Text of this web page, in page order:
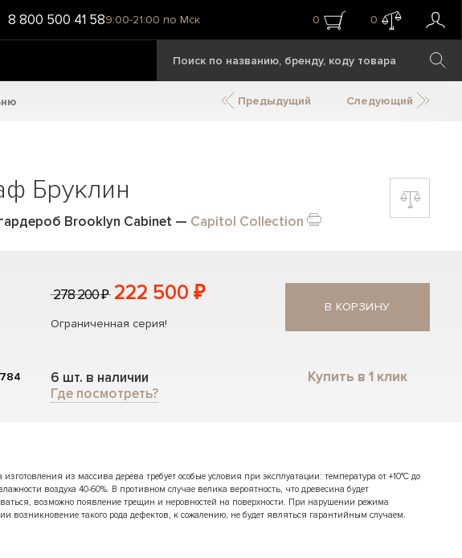
8 800 500 41 589:00-21:00 по Мск 0 0
Предыдущий Следующий
Бруклин
Brooklyn Cabinet — Capitol Collection
278 200 ₽ 222 500 ₽
Ограниченная серия!
6 шт. в наличии
Где посмотреть?
В КОРЗИНУ
Купить в 1 клик
из массива дерева требует особые условия при эксплуатации: температура от +10°C до
воздуха 40-60%. В противном случае велика вероятность, что древесина будет
возможно появление трещин и неровностей на поверхности. При нарушении режима
возникновение такого рода дефектов, к сожалению, не будет являться гарантийным случаем.